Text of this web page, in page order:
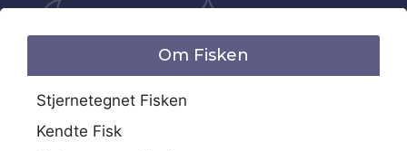
Om Fisken
Stjernetegnet Fisken
Kendte Fisk